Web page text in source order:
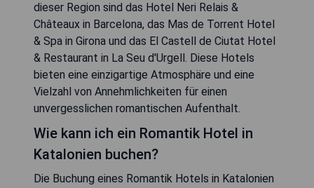
dieser Region sind das Hotel Neri Relais &
Châteaux in Barcelona, das Mas de Torrent Hotel
& Spa in Girona und das El Castell de Ciutat Hotel
& Restaurant in La Seu d'Urgell. Diese Hotels
bieten eine einzigartige Atmosphäre und eine
Vielzahl von Annehmlichkeiten für einen
unvergesslichen romantischen Aufenthalt.
Wie kann ich ein Romantik Hotel in
Katalonien buchen?
Die Buchung eines Romantik Hotels in Katalonien